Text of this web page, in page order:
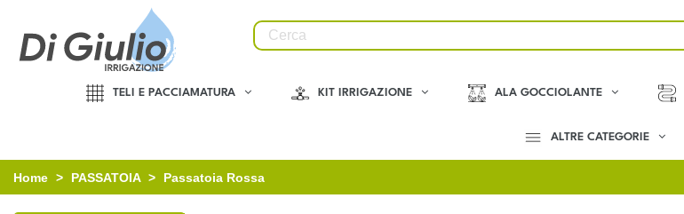
TELI E PACCIAMATURA KIT IRRIGAZIONE ALA GOCCIOLANTE
ALTRE CATEGORIE
Home > PASSATOIA > Passatoia Rossa